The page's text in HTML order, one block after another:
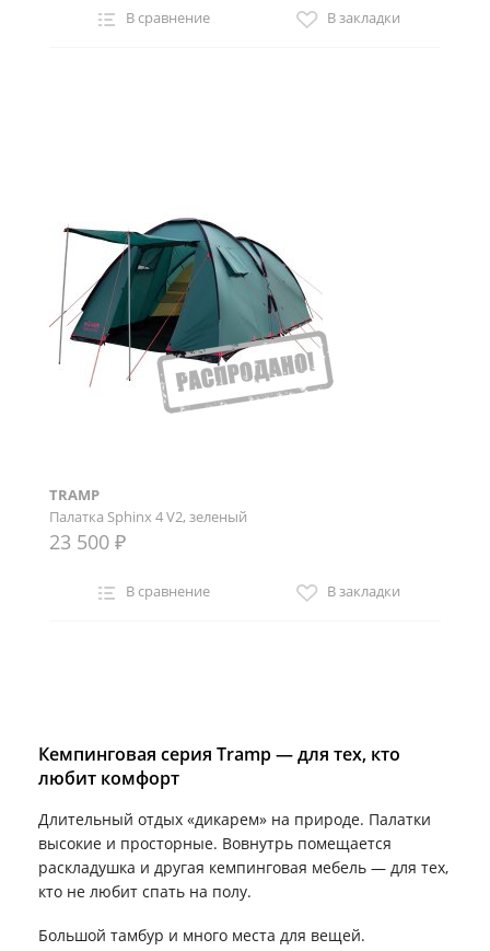
В сравнение В закладки
TRAMP
Палатка Sphinx 4 V2, зеленый
23 500 ₽
В сравнение В закладки
Кемпинговая серия Tramp — для тех, кто
любит комфорт
Длительный отдых «дикарем» на природе. Палатки
высокие и просторные. Вовнутрь помещается
раскладушка и другая кемпинговая мебель — для тех,
кто не любит спать на полу.
Большой тамбур и много места для вещей.